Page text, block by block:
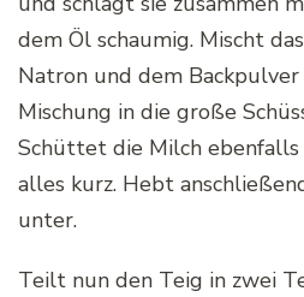
dem Öl schaumig. Mischt
Natron und dem
Mischung in die große
Schüttet die Milch
alles kurz. Hebt
unter.
Teilt nun den Teig in zwei